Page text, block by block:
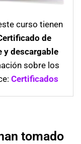
curso tienen
de
descargable
sobre los
Certificados
tomado